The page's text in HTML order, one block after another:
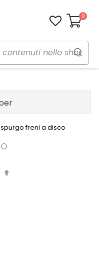
Carrello
0
spurgo freni a disco
Imposta